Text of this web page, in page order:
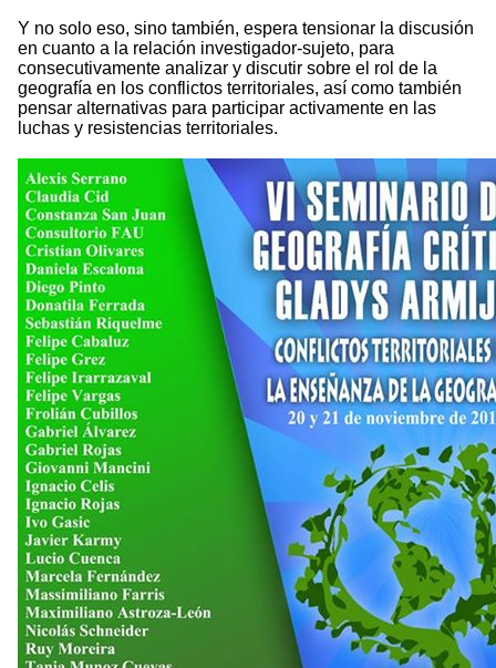
Y no solo eso, sino también, espera tensionar la discusión
en cuanto a la relación investigador-sujeto, para
consecutivamente analizar y discutir sobre el rol de la
geografía en los conflictos territoriales, así como también
pensar alternativas para participar activamente en las
luchas y resistencias territoriales.